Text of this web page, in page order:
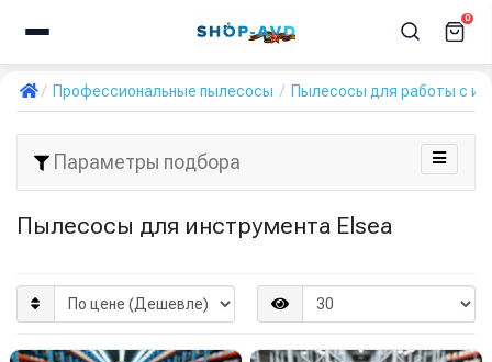
0
Профессиональные пылесосы Пылесосы для работы с
Параметры подбора
Пылесосы для инструмента Elsea